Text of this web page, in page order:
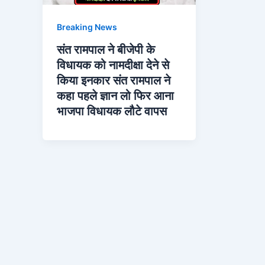
Breaking News
संत रामपाल ने बीजेपी के
विधायक को नामदीक्षा देने से
किया इनकार संत रामपाल ने
कहा पहले ज्ञान लो फिर आना
भाजपा विधायक लौटे वापस